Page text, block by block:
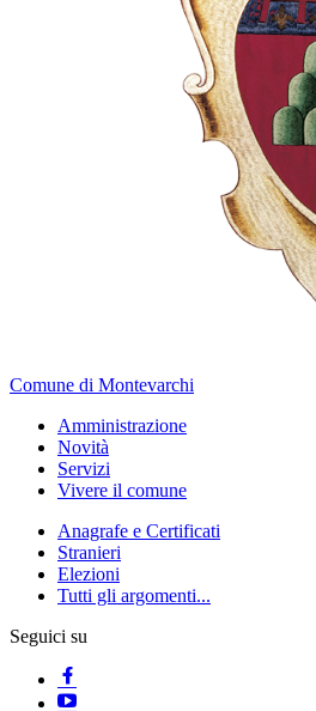
Comune di Montevarchi
Amministrazione
Novità
Servizi
Vivere il comune
Anagrafe e Certificati
Stranieri
Elezioni
Tutti gli argomenti...
Seguici su